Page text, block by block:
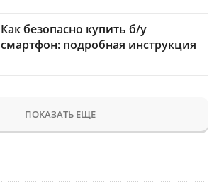
Как безопасно купить б/у
смартфон: подробная инструкция
ПОКАЗАТЬ ЕЩЕ